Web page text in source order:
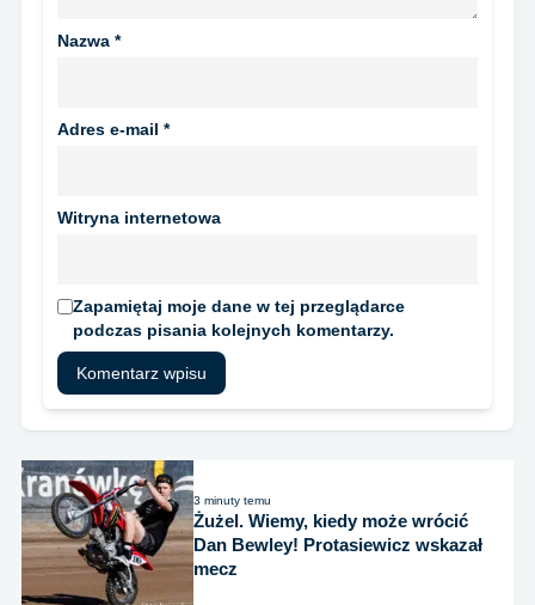
Nazwa *
Adres e-mail *
Witryna internetowa
Zapamiętaj moje dane w tej przeglądarce
podczas pisania kolejnych komentarzy.
3 minuty temu
Żużel. Wiemy, kiedy może wrócić
Dan Bewley! Protasiewicz wskazał
mecz